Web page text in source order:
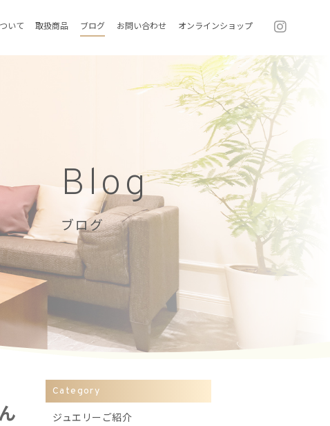
いて 取扱商品 ブログ お問い合わせ オンラインショップ
Blog
ブログ
Category
ジュエリーご紹介